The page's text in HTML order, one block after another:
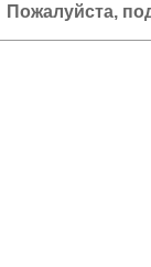
Пожалуйста,